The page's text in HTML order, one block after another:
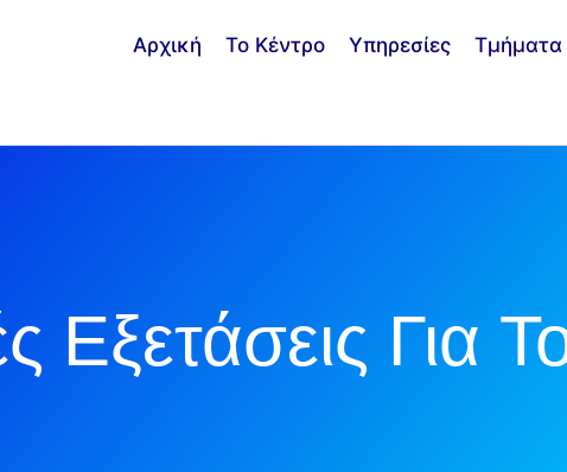
Αρχική Το Κέντρο Υπηρεσίες Τμήματα
Εξετάσεις Για